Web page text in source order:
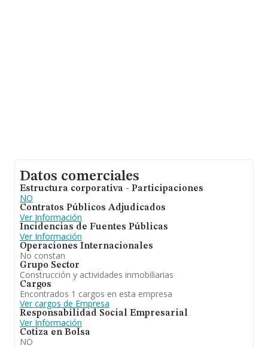
Datos comerciales
Estructura corporativa - Participaciones
NO
Contratos Públicos Adjudicados
Ver Información
Incidencias de Fuentes Públicas
Ver Información
Operaciones Internacionales
No constan
Grupo Sector
Construcción y actividades inmobiliarias
Cargos
Encontrados 1 cargos en esta empresa
Ver cargos de Empresa
Responsabilidad Social Empresarial
Ver Información
Cotiza en Bolsa
NO